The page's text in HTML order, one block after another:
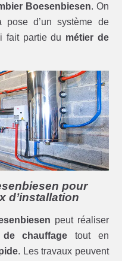
Boesenbiesen. On
d’un système de
fait partie du métier de
pour
d’installation
peut réaliser
chauffage tout en
. Les travaux peuvent